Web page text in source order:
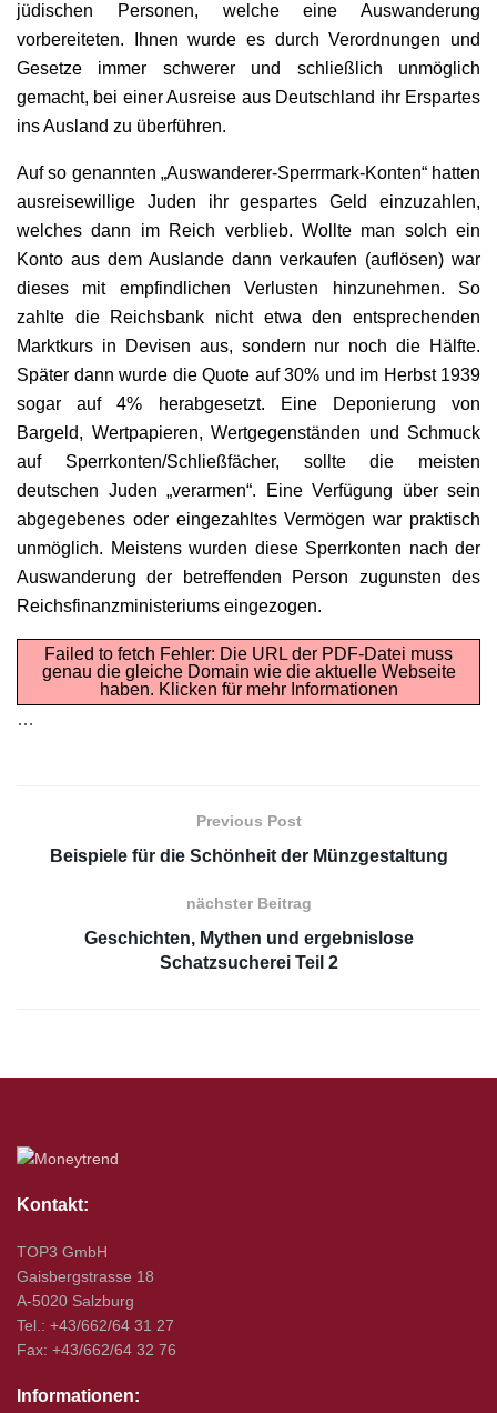
jüdischen Personen, welche eine Auswanderung
vorbereiteten. Ihnen wurde es durch Verordnungen und
Gesetze immer schwerer und schließlich unmöglich
gemacht, bei einer Ausreise aus Deutschland ihr Erspartes
ins Ausland zu überführen.
Auf so genannten „Auswanderer-Sperrmark-Konten“ hatten
ausreisewillige Juden ihr gespartes Geld einzuzahlen,
welches dann im Reich verblieb. Wollte man solch ein
Konto aus dem Auslande dann verkaufen (auflösen) war
dieses mit empfindlichen Verlusten hinzunehmen. So
zahlte die Reichsbank nicht etwa den entsprechenden
Marktkurs in Devisen aus, sondern nur noch die Hälfte.
Später dann wurde die Quote auf 30% und im Herbst 1939
sogar auf 4% herabgesetzt. Eine Deponierung von
Bargeld, Wertpapieren, Wertgegenständen und Schmuck
auf Sperrkonten/Schließfächer, sollte die meisten
deutschen Juden „verarmen“. Eine Verfügung über sein
abgegebenes oder eingezahltes Vermögen war praktisch
unmöglich. Meistens wurden diese Sperrkonten nach der
Auswanderung der betreffenden Person zugunsten des
Reichsfinanzministeriums eingezogen.
Failed to fetch Fehler: Die URL der PDF-Datei muss
genau die gleiche Domain wie die aktuelle Webseite
haben. Klicken für mehr Informationen
…
Previous Post
Beispiele für die Schönheit der Münzgestaltung
nächster Beitrag
Geschichten, Mythen und ergebnislose
Schatzsucherei Teil 2
Kontakt:
TOP3 GmbH
Gaisbergstrasse 18
A-5020 Salzburg
Tel.: +43/662/64 31 27
Fax: +43/662/64 32 76
Informationen: